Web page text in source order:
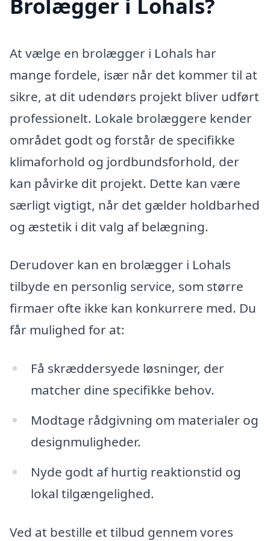
At vælge en brolægger i Lohals har
mange fordele, især når det kommer til at
sikre, at dit udendørs projekt bliver udført
professionelt. Lokale brolæggere kender
området godt og forstår de specifikke
klimaforhold og jordbundsforhold, der
kan påvirke dit projekt. Dette kan være
særligt vigtigt, når det gælder holdbarhed
og æstetik i dit valg af belægning.
Derudover kan en brolægger i Lohals
tilbyde en personlig service, som større
firmaer ofte ikke kan konkurrere med. Du
får mulighed for at:
Få skræddersyede løsninger, der
matcher dine specifikke behov.
Modtage rådgivning om materialer og
designmuligheder.
Nyde godt af hurtig reaktionstid og
lokal tilgængelighed.
Ved at bestille et tilbud gennem vores